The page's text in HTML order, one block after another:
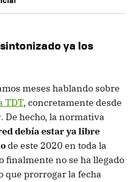
ya los
meses hablando sobre
TDT, concretamente desde
De hecho, la normativa
debía estar ya libre
de este 2020 en toda la
finalmente no se ha llegado
que prorrogar la fecha